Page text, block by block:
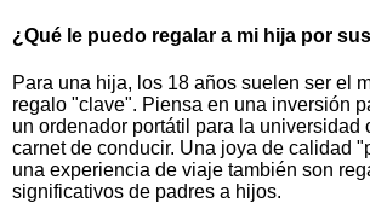
¿Qué le puedo regalar a mi hija por
Para una hija, los 18 años suelen ser el
regalo "clave". Piensa en una inversión
un ordenador portátil para la universidad
carnet de conducir. Una joya de calidad
una experiencia de viaje también son
significativos de padres a hijos.